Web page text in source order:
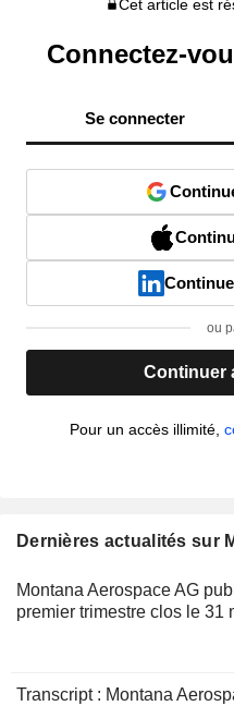
Cet article est
Connectez-
Se connecter
ou
Continuer
Pour un accès illimité,
Dernières actualités sur
Montana Aerospace AG
premier trimestre clos le 31
Transcript : Montana